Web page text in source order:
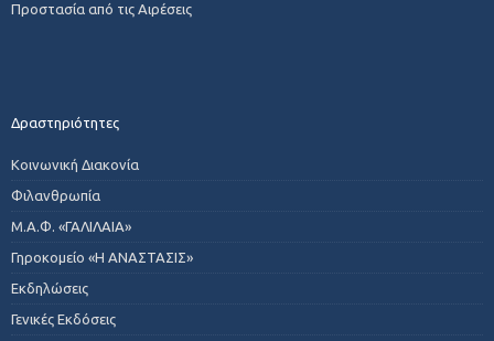
Προστασία από τις Αιρέσεις
Δραστηριότητες
Κοινωνική Διακονία
Φιλανθρωπία
Μ.Α.Φ. «ΓΑΛΙΛΑΙΑ»
Γηροκομείο «Η ΑΝΑΣΤΑΣΙΣ»
Εκδηλώσεις
Γενικές Εκδόσεις